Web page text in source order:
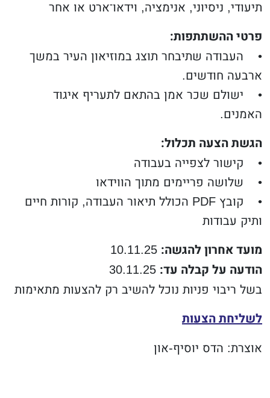
תיעודי, ניסיוני, אנימציה, וידאו־ארט או אחר
פרטי ההשתתפות:
• העבודה שתיבחר תוצג במוזיאון העיר במשך
ארבעה חודשים.
• ישולם שכר אמן בהתאם לתעריף איגוד
האמנים.
הגשת הצעה תכלול:
• קישור לצפייה בעבודה
• שלושה פריימים מתוך הווידאו
• קובץ PDF הכולל תיאור העבודה, קורות חיים
ותיק עבודות
מועד אחרון להגשה:
הודעה על קבלה עד:
בשל ריבוי פניות נוכל להשיב רק להצעות מתאימות
לשליחת הצעות
אוצרת: הדס יוסיף-און